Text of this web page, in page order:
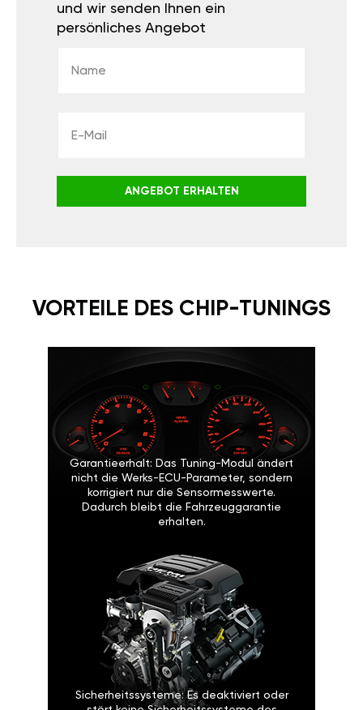
und wir senden Ihnen ein
persönliches Angebot
ANGEBOT ERHALTEN
VORTEILE DES CHIP-TUNINGS
Garantieerhalt: Das Tuning-Modul ändert
nicht die Werks-ECU-Parameter, sondern
korrigiert nur die Sensormesswerte.
Dadurch bleibt die Fahrzeuggarantie
erhalten.
Sicherheitssysteme: Es deaktiviert oder